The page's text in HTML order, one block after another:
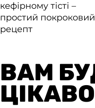
ВАМ
ЦІКАВО